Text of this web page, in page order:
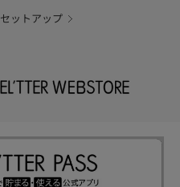
セットアップ